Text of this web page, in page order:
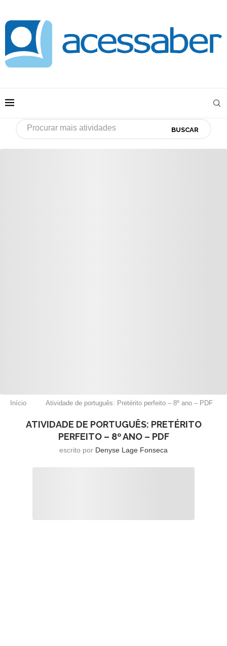
BUSCAR
Início Atividade de português: Pretérito perfeito – 8º ano – PDF
ATIVIDADE DE PORTUGUÊS: PRETÉRITO
PERFEITO – 8º ANO – PDF
escrito por Denyse Lage Fonseca